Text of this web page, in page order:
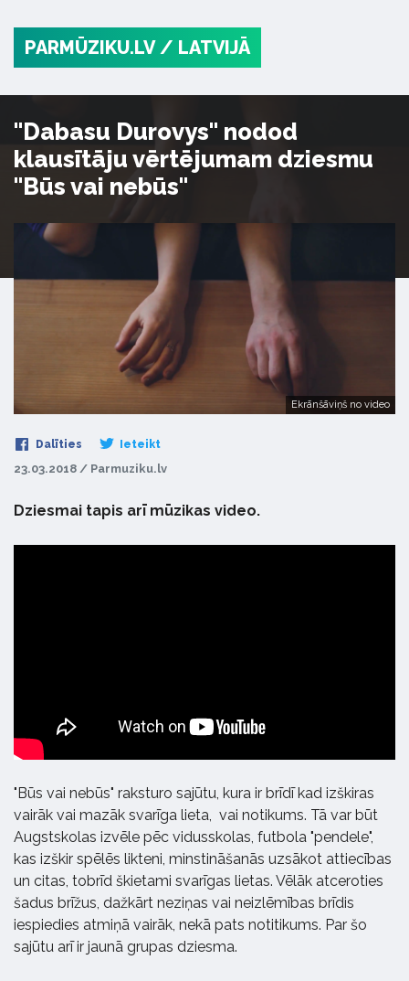
PARMŪZIKU.LV / LATVIJĀ
"Dabasu Durovys" nodod
klausītāju vērtējumam dziesmu
"Būs vai nebūs"
Ekrānšāviņš no video
Dalīties Ieteikt
23.03.2018 / Parmuziku.lv
Dziesmai tapis arī mūzikas video.
"Būs vai nebūs" raksturo sajūtu, kura ir brīdī kad izškiras
vairāk vai mazāk svarīga lieta, vai notikums. Tā var būt
Augstskolas izvēle pēc vidusskolas, futbola "pendele",
kas izškir spēlēs likteni, minstināšanās uzsākot attiecības
un citas, tobrīd škietami svarīgas lietas. Vēlāk atceroties
šadus brīžus, dažkārt neziņas vai neizlēmības brīdis
iespiedies atmiņā vairāk, nekā pats notitikums. Par šo
sajūtu arī ir jaunā grupas dziesma.